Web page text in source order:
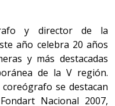
y director de la
año celebra 20 años
y más destacadas
de la V región.
se destacan
Nacional 2007,